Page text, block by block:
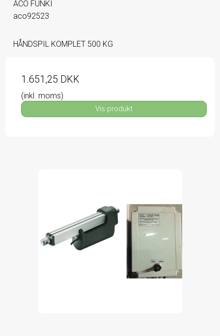
ACO FUNKI
aco92523
HÅNDSPIL KOMPLET 500 KG
1.651,25 DKK
(inkl. moms)
Vis produkt